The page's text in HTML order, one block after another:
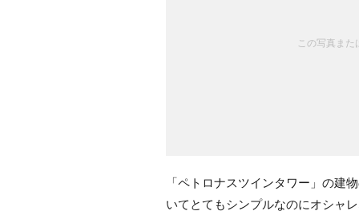
この写真ま
「ペトロナスツインタワー」の建
いてとてもシンプルなのにオシャ